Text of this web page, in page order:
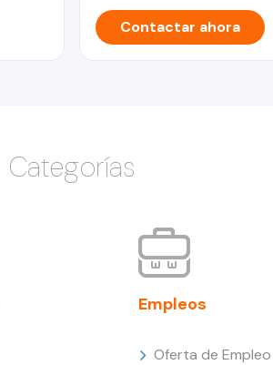
Contactar ahora
Categorías
Empleos
Oferta de Empleo